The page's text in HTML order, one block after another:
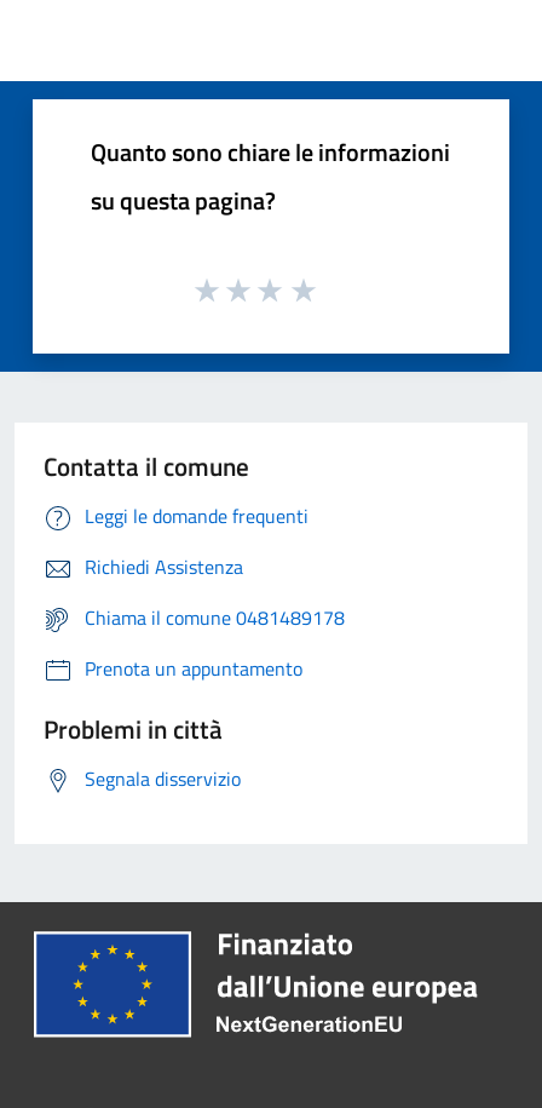
Quanto sono chiare le informazioni
su questa pagina?
Contatta il comune
Leggi le domande frequenti
Richiedi Assistenza
Chiama il comune 0481489178
Prenota un appuntamento
Problemi in città
Segnala disservizio